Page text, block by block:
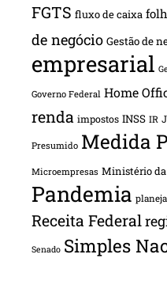
FGTS fluxo de caixa
de negócio Gestão de
empresarial
Governo Federal Home
renda impostos INSS IR
Presumido Medida
Microempresas Ministério
Pandemia
Receita Federal
Senado Simples